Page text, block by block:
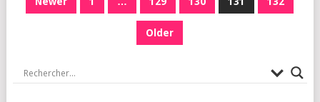
Older